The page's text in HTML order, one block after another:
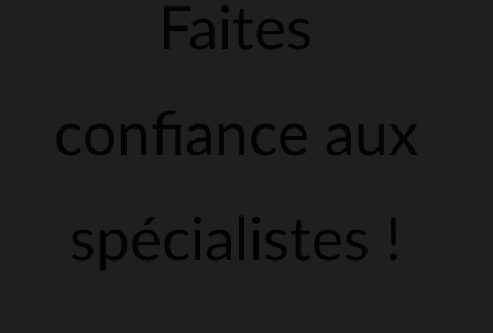
Faites
confiance aux
spécialistes !